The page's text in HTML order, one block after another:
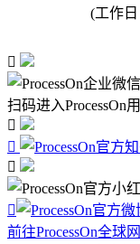
(工作日

扫码进入ProcessOn




前往ProcessOn全球